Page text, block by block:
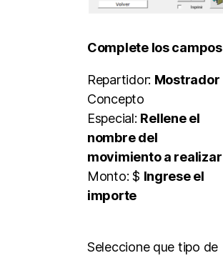
Complete los campos
Repartidor: Mostrador
Concepto
Especial: Rellene el
nombre del
movimiento a realizar
Monto: $ Ingrese el
importe
Seleccione que tipo de